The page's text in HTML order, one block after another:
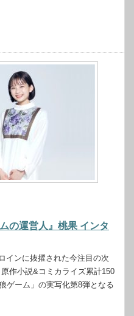
の運営人』桃果 インタ
インに抜擢された今注目の次
作小説&コミカライズ累計150
ゲーム」の実写化第8弾となる